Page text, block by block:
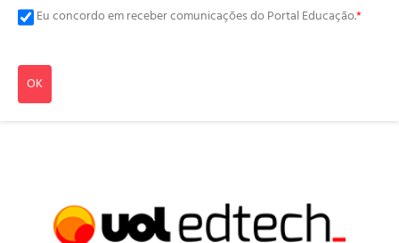
Eu concordo em receber comunicações do Portal Educação.*
OK